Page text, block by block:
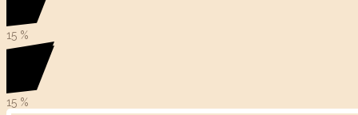
15 %
15 %